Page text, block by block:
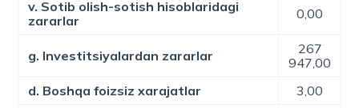
v. Sotib olish-sotish hisoblaridagi
zararlar
0,00
g. Investitsiyalardan zararlar
267
947,00
d. Boshqa foizsiz xarajatlar
3,00